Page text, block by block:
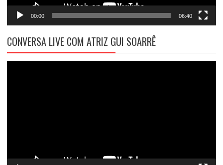
00:00 06:40
CONVERSA LIVE COM ATRIZ GUI SOARRÊ